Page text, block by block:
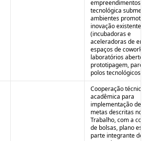
empreendimentos
tecnológica
ambientes
inovação
(incubadoras e
aceleradoras de
espaços de
laboratórios
prototipagem,
polos tecnológicos
Cooperação
acadêmica para
implementação de
metas descritas no
Trabalho, com a
de bolsas, plano
parte integrante do